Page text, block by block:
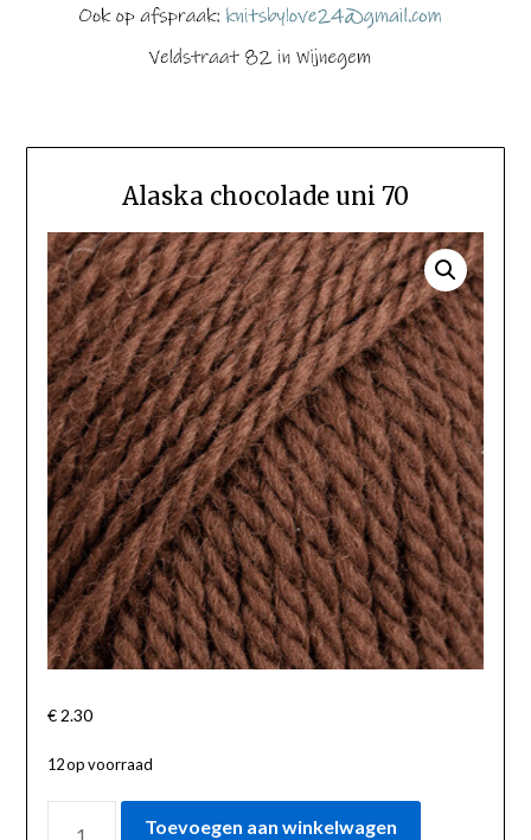
Alaska chocolade uni 70
€2.30
12 op voorraad
Toevoegen aan winkelwagen